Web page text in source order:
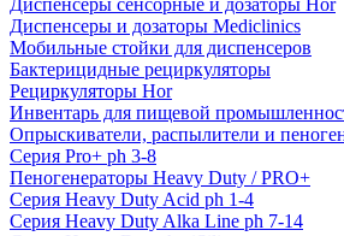
Диспенсеры сенсорные и дозаторы Hor
Диспенсеры и дозаторы Mediclinics
Мобильные стойки для диспенсеров
Бактерицидные рециркуляторы
Рециркуляторы Hor
Инвентарь для пищевой
Опрыскиватели, распылители и
Серия Pro+ ph 3-8
Пеногенераторы Heavy Duty / PRO+
Серия Heavy Duty Acid ph 1-4
Серия Heavy Duty Alka Line ph 7-14